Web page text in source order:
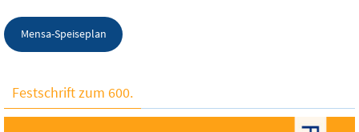
Mensa-Speiseplan
Festschrift zum 600.